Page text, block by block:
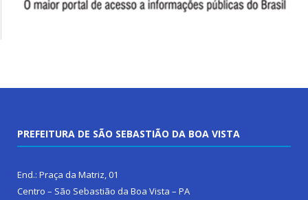
PREFEITURA DE SÃO SEBASTIÃO DA BOA VISTA
End.: Praça da Matriz, 01
Centro – São Sebastião da Boa Vista – PA